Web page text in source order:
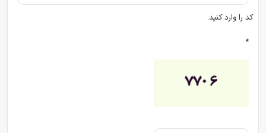
کد را وارد کنید:
*